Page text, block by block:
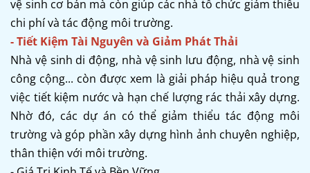
vệ sinh cơ bản mà còn giúp các nhà tổ chức giảm thiểu
chi phí và tác động môi trường.
- Tiết Kiệm Tài Nguyên và Giảm Phát Thải
Nhà vệ sinh di động, nhà vệ sinh lưu động, nhà vệ sinh
công cộng... còn được xem là giải pháp hiệu quả trong
việc tiết kiệm nước và hạn chế lượng rác thải xây dựng.
Nhờ đó, các dự án có thể giảm thiểu tác động môi
trường và góp phần xây dựng hình ảnh chuyên nghiệp,
thân thiện với môi trường.